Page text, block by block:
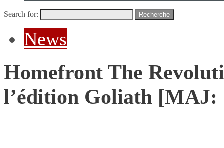
Search for: Recherche
News
Homefront The
l’édition Goliath